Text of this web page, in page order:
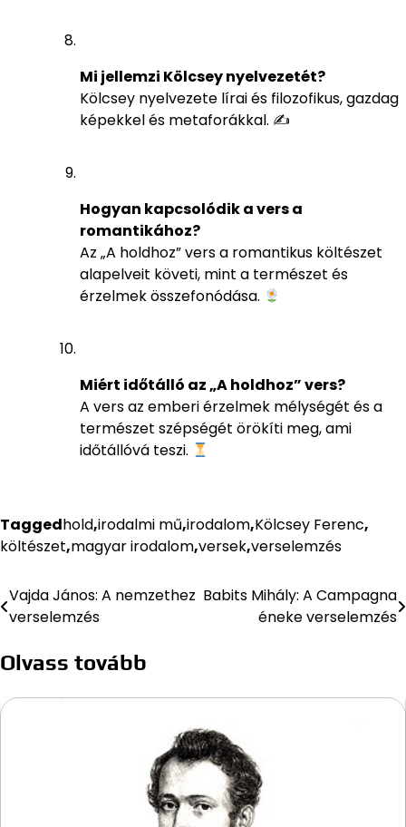
Mi jellemzi Kölcsey nyelvezetét?
Kölcsey nyelvezete lírai és filozofikus, gazdag
képekkel és metaforákkal. ✍️
Hogyan kapcsolódik a vers a
romantikához?
Az „A holdhoz” vers a romantikus költészet
alapelveit követi, mint a természet és
érzelmek összefonódása.
Miért időtálló az „A holdhoz” vers?
A vers az emberi érzelmek mélységét és a
természet szépségét örökíti meg, ami
időtállóvá teszi.
Taggedhold,irodalmi mű,irodalom,Kölcsey Ferenc,
költészet,magyar irodalom,versek,verselemzés
Bejegyzés
Vajda János: A nemzethez
verselemzés
Babits Mihály: A Campagna
éneke verselemzés
Olvass tovább